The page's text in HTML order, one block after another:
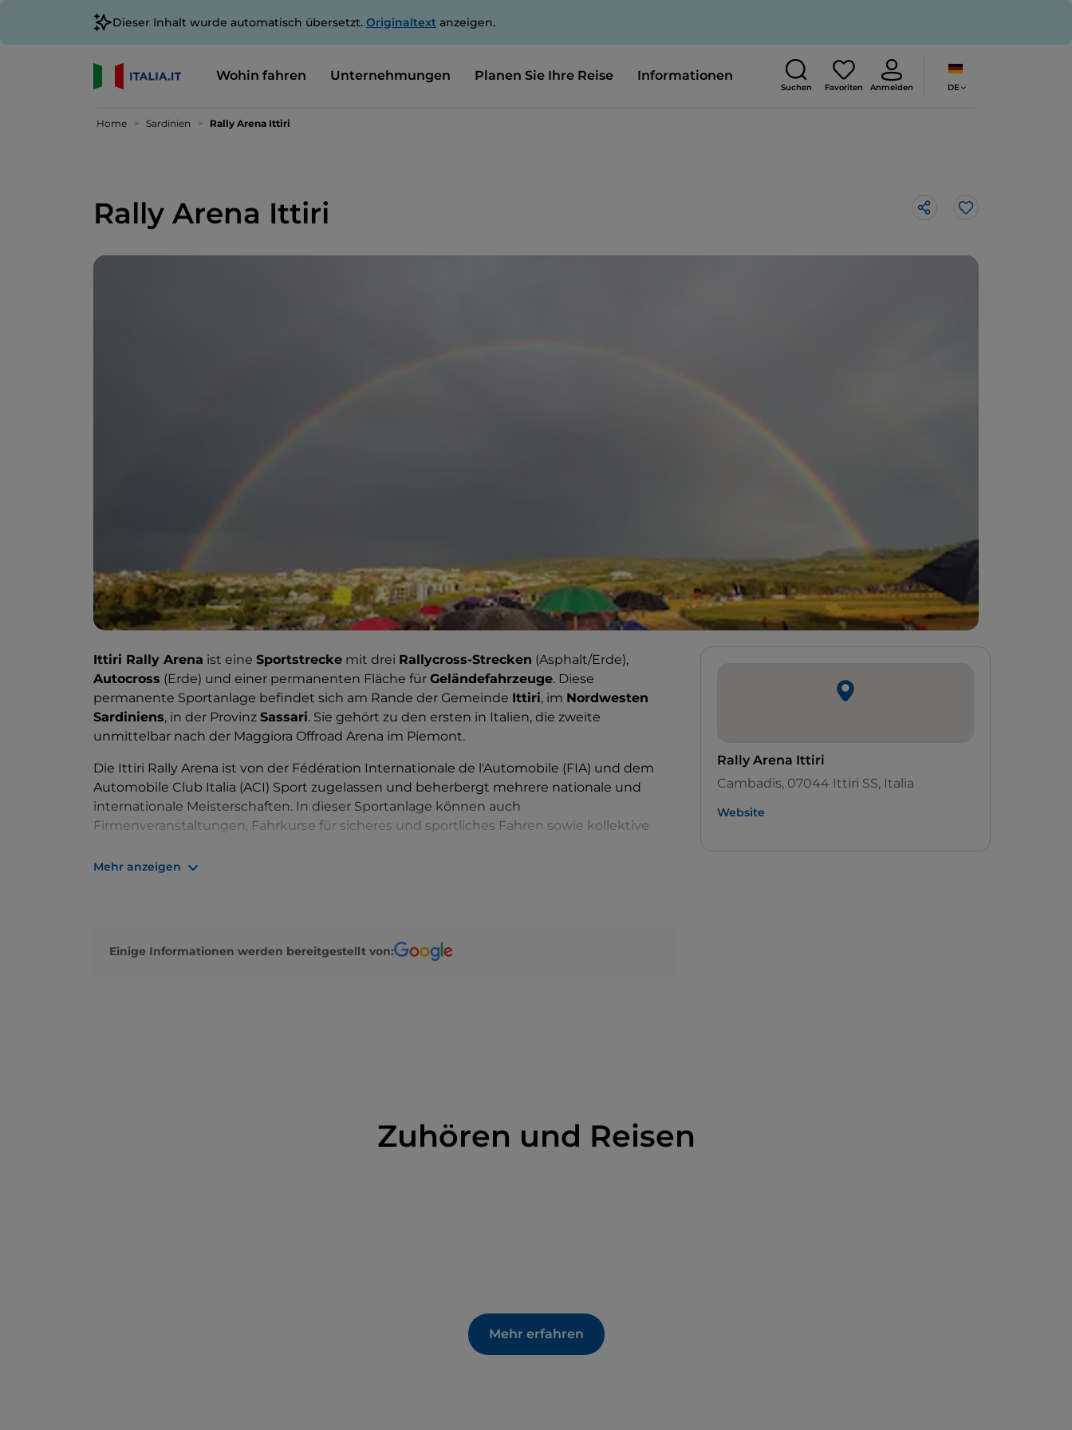
Dieser Inhalt wurde automatisch übersetzt. Originaltext anzeigen.
Wohin fahren Unternehmungen Planen Sie Ihre Reise Informationen
Suchen Favoriten Anmelden DE
Home Sardinien Rally Arena Ittiri
Rally Arena Ittiri Like
Ittiri Rally Arena ist eine Sportstrecke mit drei Rallycross-Strecken (Asphalt/Erde),
Autocross (Erde) und einer permanenten Fläche für Geländefahrzeuge. Diese
permanente Sportanlage befindet sich am Rande der Gemeinde Ittiri, im Nordwesten
Sardiniens, in der Provinz Sassari. Sie gehört zu den ersten in Italien, die zweite
unmittelbar nach der Maggiora Offroad Arena im Piemont.
Die Ittiri Rally Arena ist von der Fédération Internationale de l'Automobile (FIA) und dem
Automobile Club Italia (ACI) Sport zugelassen und beherbergt mehrere nationale und
internationale Meisterschaften. In dieser Sportanlage können auch
Firmenveranstaltungen, Fahrkurse für sicheres und sportliches Fahren sowie kollektive
Die Strecke ist fast 1 km lang und ihre Breite beträgt 12 Meter.
Mehr anzeigen
Einige Informationen werden bereitgestellt von:
Rally Arena Ittiri
Cambadis, 07044 Ittiri SS, Italia
Website
Zuhören und Reisen
Mehr erfahren